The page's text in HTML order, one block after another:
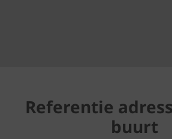
Referentie
buurt